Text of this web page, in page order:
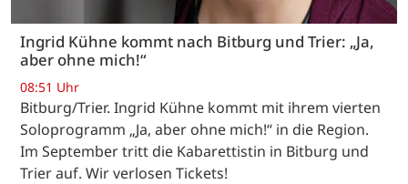
Ingrid Kühne kommt nach Bitburg und Trier: „Ja,
aber ohne mich!“
08:51 Uhr
Bitburg/Trier. Ingrid Kühne kommt mit ihrem vierten
Soloprogramm „Ja, aber ohne mich!“ in die Region.
Im September tritt die Kabarettistin in Bitburg und
Trier auf. Wir verlosen Tickets!